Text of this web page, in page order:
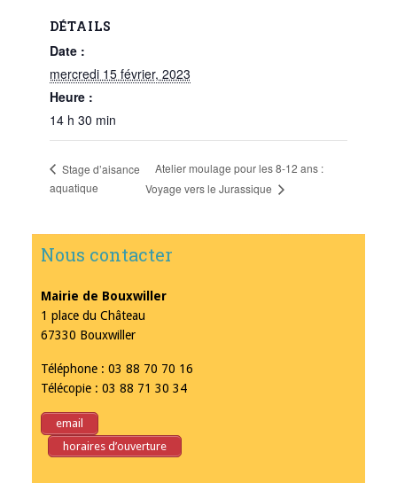
DÉTAILS
Date :
mercredi 15 février, 2023
Heure :
14 h 30 min
Stage d’aisance
aquatique
Atelier moulage pour les 8-12 ans :
Voyage vers le Jurassique
Nous contacter
Mairie de Bouxwiller
1 place du Château
67330 Bouxwiller
Téléphone : 03 88 70 70 16
Télécopie : 03 88 71 30 34
email
horaires d’ouverture